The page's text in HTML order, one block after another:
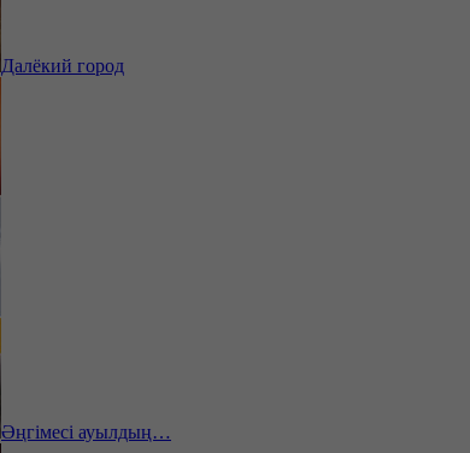
Далёкий город
Әңгімесі ауылдың…